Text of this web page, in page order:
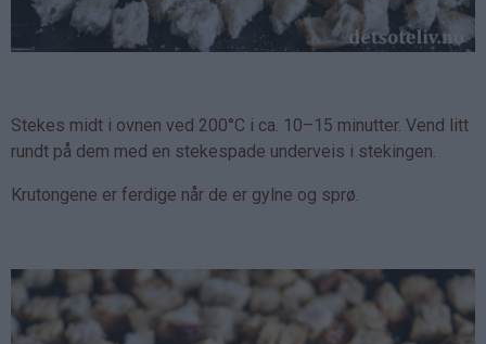
Stekes midt i ovnen ved 200°C i ca. 10–15 minutter. Vend litt
rundt på dem med en stekespade underveis i stekingen.
Krutongene er ferdige når de er gylne og sprø.